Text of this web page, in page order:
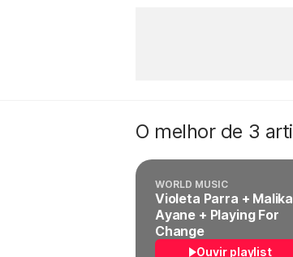
O melhor de 3
WORLD MUSIC
Violeta Parra + Malika
Ayane + Playing For
Change
Ouvir playlist